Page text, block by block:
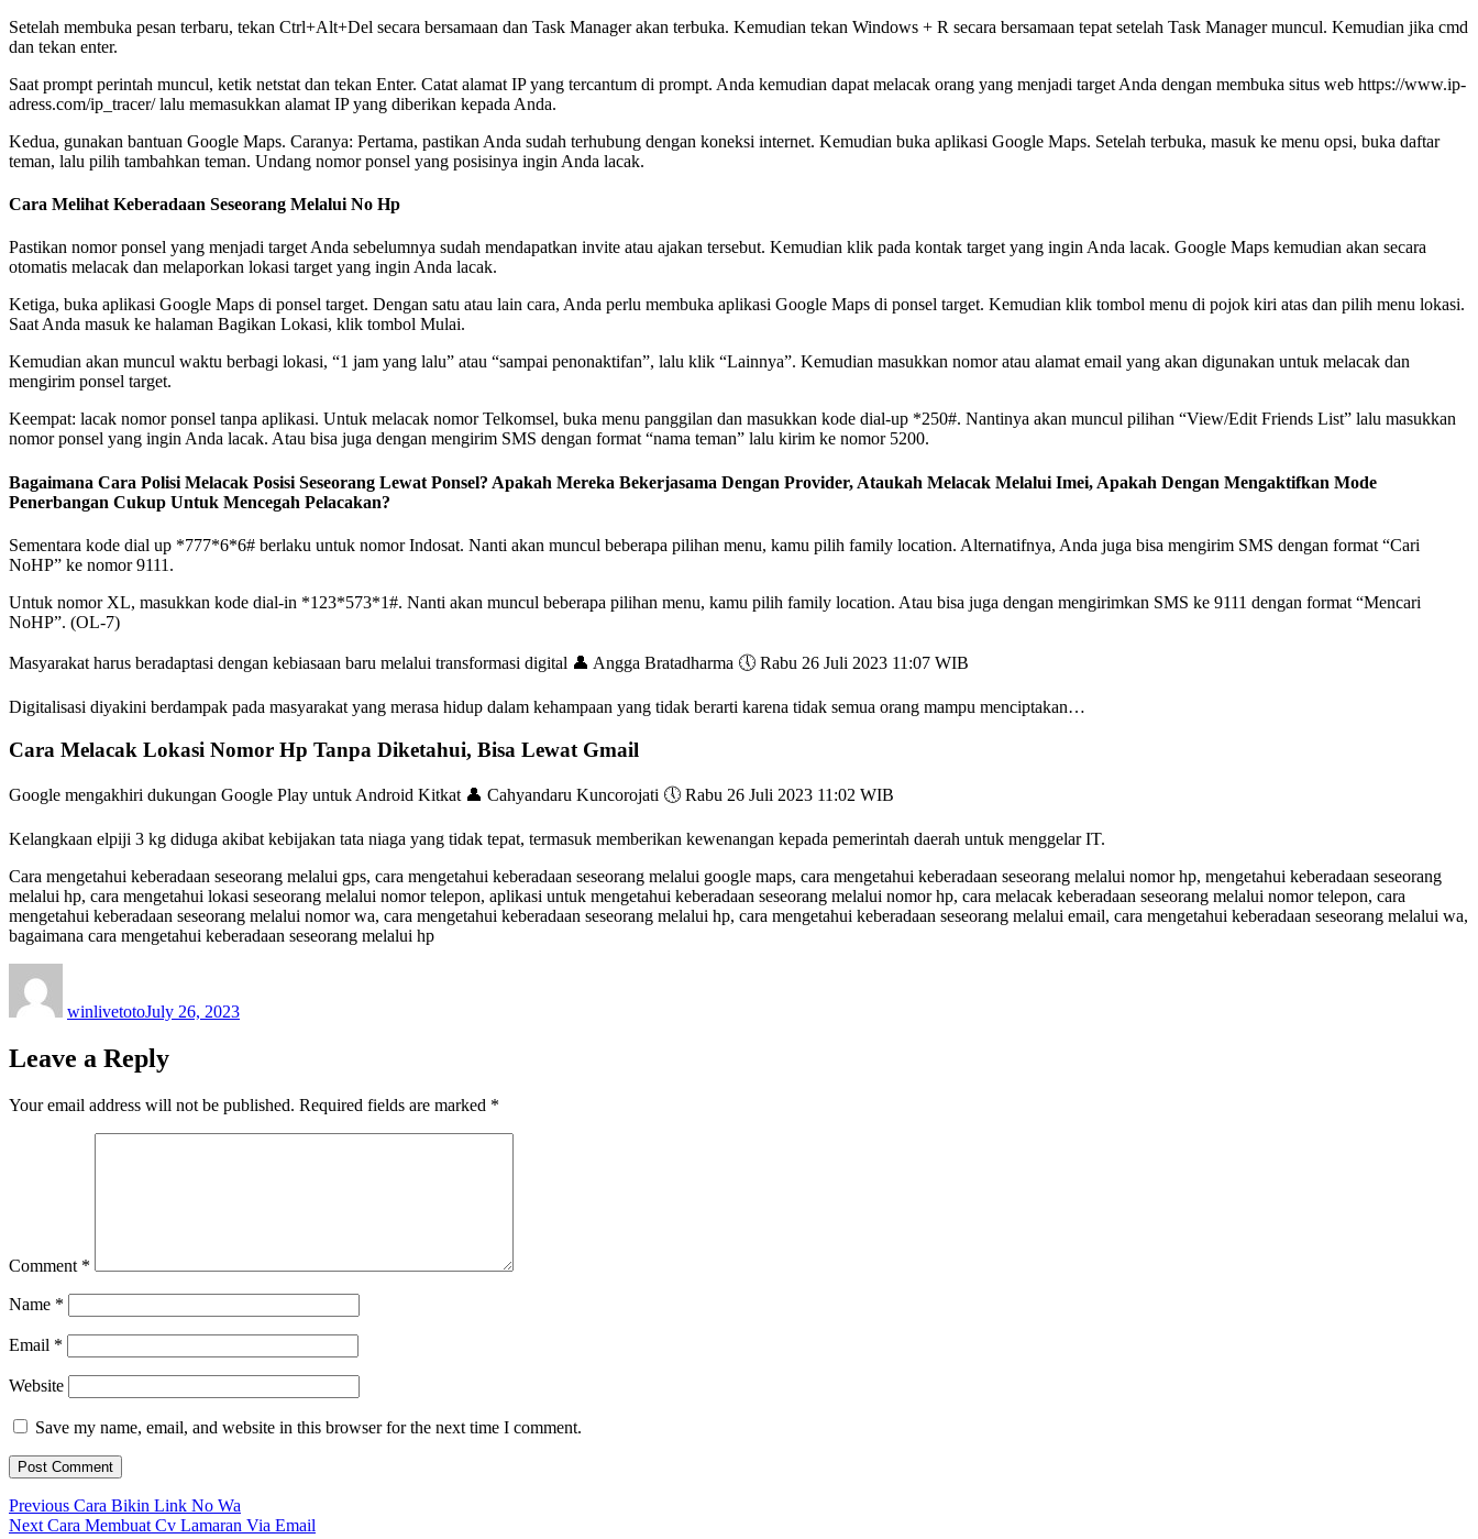
Setelah membuka pesan terbaru, tekan Ctrl+Alt+Del secara bersamaan dan Task Manager akan terbuka. Kemudian tekan Windows + R secara bersamaan tepat setelah Task Manager muncul. Kemudian jika cmd
dan tekan enter.
Saat prompt perintah muncul, ketik netstat dan tekan Enter. Catat alamat IP yang tercantum di prompt. Anda kemudian dapat melacak orang yang menjadi target Anda dengan membuka situs web https://www.ip-
adress.com/ip_tracer/ lalu memasukkan alamat IP yang diberikan kepada Anda.
Kedua, gunakan bantuan Google Maps. Caranya: Pertama, pastikan Anda sudah terhubung dengan koneksi internet. Kemudian buka aplikasi Google Maps. Setelah terbuka, masuk ke menu opsi, buka daftar
teman, lalu pilih tambahkan teman. Undang nomor ponsel yang posisinya ingin Anda lacak.
Cara Melihat Keberadaan Seseorang Melalui No Hp
Pastikan nomor ponsel yang menjadi target Anda sebelumnya sudah mendapatkan invite atau ajakan tersebut. Kemudian klik pada kontak target yang ingin Anda lacak. Google Maps kemudian akan secara
otomatis melacak dan melaporkan lokasi target yang ingin Anda lacak.
Ketiga, buka aplikasi Google Maps di ponsel target. Dengan satu atau lain cara, Anda perlu membuka aplikasi Google Maps di ponsel target. Kemudian klik tombol menu di pojok kiri atas dan pilih menu lokasi.
Saat Anda masuk ke halaman Bagikan Lokasi, klik tombol Mulai.
Kemudian akan muncul waktu berbagi lokasi, “1 jam yang lalu” atau “sampai penonaktifan”, lalu klik “Lainnya”. Kemudian masukkan nomor atau alamat email yang akan digunakan untuk melacak dan
mengirim ponsel target.
Keempat: lacak nomor ponsel tanpa aplikasi. Untuk melacak nomor Telkomsel, buka menu panggilan dan masukkan kode dial-up *250#. Nantinya akan muncul pilihan “View/Edit Friends List” lalu masukkan
nomor ponsel yang ingin Anda lacak. Atau bisa juga dengan mengirim SMS dengan format “nama teman” lalu kirim ke nomor 5200.
Bagaimana Cara Polisi Melacak Posisi Seseorang Lewat Ponsel? Apakah Mereka Bekerjasama Dengan Provider, Ataukah Melacak Melalui Imei, Apakah Dengan Mengaktifkan Mode
Penerbangan Cukup Untuk Mencegah Pelacakan?
Sementara kode dial up *777*6*6# berlaku untuk nomor Indosat. Nanti akan muncul beberapa pilihan menu, kamu pilih family location. Alternatifnya, Anda juga bisa mengirim SMS dengan format “Cari
NoHP” ke nomor 9111.
Untuk nomor XL, masukkan kode dial-in *123*573*1#. Nanti akan muncul beberapa pilihan menu, kamu pilih family location. Atau bisa juga dengan mengirimkan SMS ke 9111 dengan format “Mencari
NoHP”. (OL-7)
Masyarakat harus beradaptasi dengan kebiasaan baru melalui transformasi digital 👤 Angga Bratadharma 🕔 Rabu 26 Juli 2023 11:07 WIB
Digitalisasi diyakini berdampak pada masyarakat yang merasa hidup dalam kehampaan yang tidak berarti karena tidak semua orang mampu menciptakan…
Cara Melacak Lokasi Nomor Hp Tanpa Diketahui, Bisa Lewat Gmail
Google mengakhiri dukungan Google Play untuk Android Kitkat 👤 Cahyandaru Kuncorojati 🕔 Rabu 26 Juli 2023 11:02 WIB
Kelangkaan elpiji 3 kg diduga akibat kebijakan tata niaga yang tidak tepat, termasuk memberikan kewenangan kepada pemerintah daerah untuk menggelar IT.
Cara mengetahui keberadaan seseorang melalui gps, cara mengetahui keberadaan seseorang melalui google maps, cara mengetahui keberadaan seseorang melalui nomor hp, mengetahui keberadaan seseorang
melalui hp, cara mengetahui lokasi seseorang melalui nomor telepon, aplikasi untuk mengetahui keberadaan seseorang melalui nomor hp, cara melacak keberadaan seseorang melalui nomor telepon, cara
mengetahui keberadaan seseorang melalui nomor wa, cara mengetahui keberadaan seseorang melalui hp, cara mengetahui keberadaan seseorang melalui email, cara mengetahui keberadaan seseorang melalui wa,
bagaimana cara mengetahui keberadaan seseorang melalui hp
winlivetotoJuly 26, 2023
Leave a Reply
Your email address will not be published. Required fields are marked *
Comment *
Name *
Email *
Website
Save my name, email, and website in this browser for the next time I comment.
Post
Previous Previous
post:
Cara Bikin Link No Wa
Next Next
Cara Membuat Cv Lamaran Via Email